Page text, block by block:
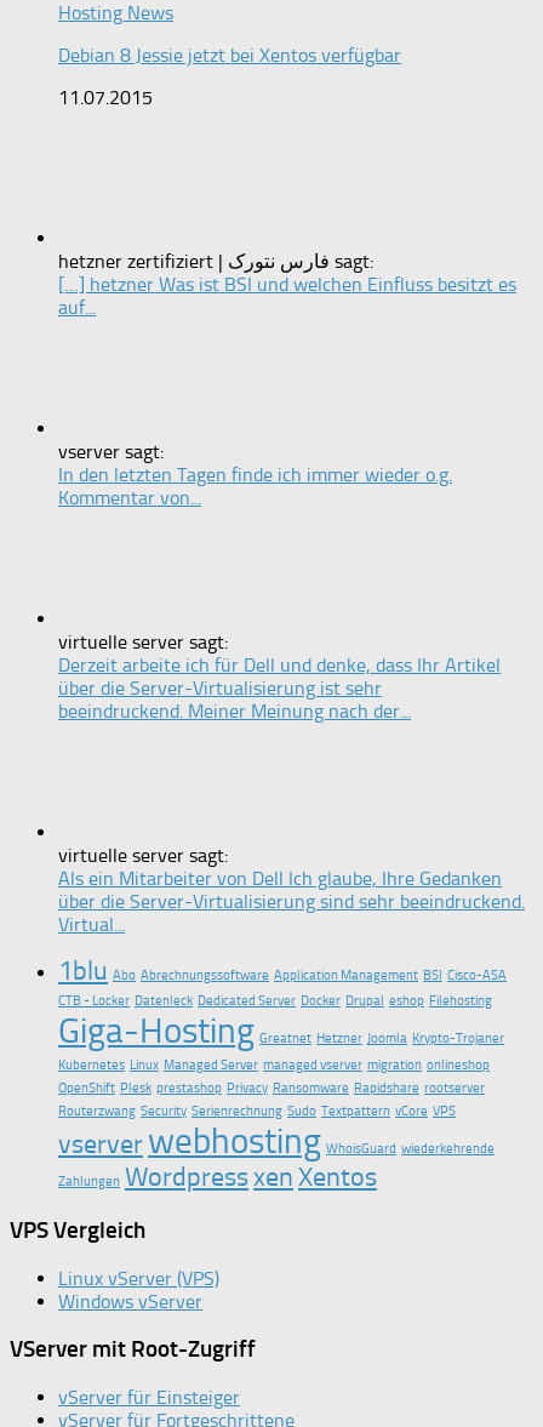
Hosting News
Debian 8 Jessie jetzt bei Xentos verfügbar
11.07.2015
hetzner zertifiziert | فارس نتورک sagt:
[…] hetzner Was ist BSI und welchen Einfluss besitzt es
auf...
vserver sagt:
In den letzten Tagen finde ich immer wieder o.g.
Kommentar von...
virtuelle server sagt:
Derzeit arbeite ich für Dell und denke, dass Ihr Artikel
über die Server-Virtualisierung ist sehr
beeindruckend. Meiner Meinung nach der...
virtuelle server sagt:
Als ein Mitarbeiter von Dell Ich glaube, Ihre Gedanken
über die Server-Virtualisierung sind sehr beeindruckend.
Virtual...
1blu Abo Abrechnungssoftware Application Management BSI Cisco-ASA
CTB - Locker Datenleck Dedicated Server Docker Drupal eshop Filehosting
Giga-Hosting Greatnet Hetzner Joomla Krypto-Trojaner
Kubernetes Linux Managed Server managed vserver migration onlineshop
OpenShift Plesk prestashop Privacy Ransomware Rapidshare rootserver
Routerzwang Security Serienrechnung Sudo Textpattern vCore VPS
vserverwebhosting WhoisGuard wiederkehrende
Zahlungen WordpressxenXentos
VPS Vergleich
Linux vServer (VPS)
Windows vServer
VServer mit Root-Zugriff
vServer für Einsteiger
vServer für Fortgeschrittene